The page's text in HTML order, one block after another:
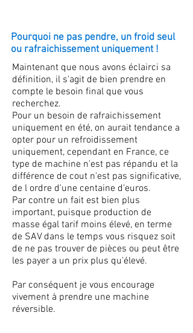
Pourquoi ne pas pendre, un froid seul
ou rafraichissement uniquement !
Maintenant que nous avons éclairci sa
définition, il s'agit de bien prendre en
compte le besoin final que vous
recherchez.
Pour un besoin de rafraichissement
uniquement en été, on aurait tendance a
opter pour un refroidissement
uniquement, cependant en France, ce
type de machine n'est pas répandu et la
différence de cout n'est pas significative,
de l ordre d'une centaine d'euros.
Par contre un fait est bien plus
important, puisque production de
masse égal tarif moins élevé, en terme
de SAV dans le temps vous risquez soit
de ne pas trouver de pièces ou peut être
les payer a un prix plus qu'élevé.
Par conséquent je vous encourage
vivement à prendre une machine
réversible.